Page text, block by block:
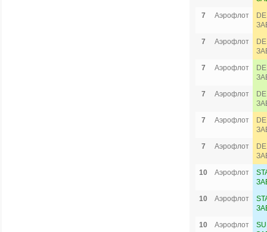
7
Аэрофлот
7
Аэрофлот
7
Аэрофлот
7
Аэрофлот
7
Аэрофлот
7
Аэрофлот
10
Аэрофлот
10
Аэрофлот
10
Аэрофлот